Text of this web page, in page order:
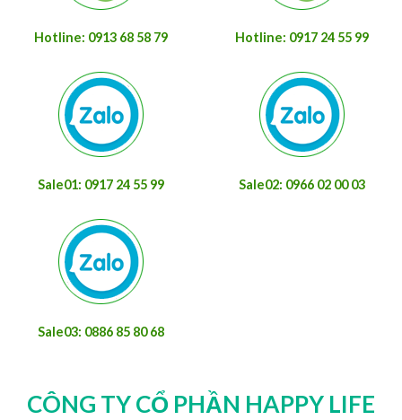
Hotline: 0913 68 58 79 Hotline: 0917 24 55 99
Sale01: 0917 24 55 99 Sale02: 0966 02 00 03
Sale03: 0886 85 80 68
CÔNG TY CỔ PHẦN HAPPY LIFE